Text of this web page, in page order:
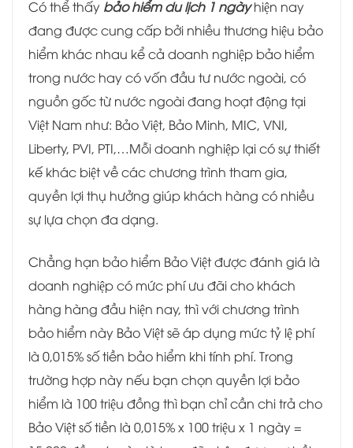
Có thể thấy bảo hiểm du lịch 1 ngàyhiện nay
đang được cung cấp bởi nhiều thương hiệu bảo
hiểm khác nhau kể cả doanh nghiệp bảo hiểm
trong nước hay có vốn đầu tư nước ngoài, có
nguồn gốc từ nước ngoài đang hoạt động tại
Việt Nam như: Bảo Việt, Bảo Minh, MIC, VNI,
Liberty, PVI, PTI,…Mỗi doanh nghiệp lại có sự thiết
kế khác biệt về các chương trình tham gia,
quyền lợi thụ hưởng giúp khách hàng có nhiều
sự lựa chọn đa dạng.
Chẳng hạn bảo hiểm Bảo Việt được đánh giá là
doanh nghiệp có mức phí ưu đãi cho khách
hàng hàng đầu hiện nay, thì với chương trình
bảo hiểm này Bảo Việt sẽ áp dụng mức tỷ lệ phí
là 0,015% số tiền bảo hiểm khi tính phí. Trong
trường hợp này nếu bạn chọn quyền lợi bảo
hiểm là 100 triệu đồng thì bạn chỉ cần chi trả cho
Bảo Việt số tiền là 0,015% x 100 triệu x 1 ngày =